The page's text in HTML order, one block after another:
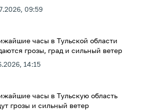
09:59
часы в Тульской области
грозы, град и сильный ветер
14:15
часы в Тульскую область
грозы и сильный ветер